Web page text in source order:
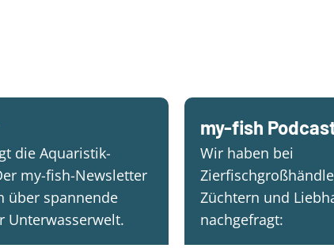
die Aquaristik-
my-fish-Newsletter
über spannende
Unterwasserwelt.
my-fish
Wir haben bei
Züchtern und
nachgefragt: